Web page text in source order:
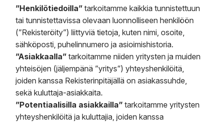
”Henkilötiedoilla” tarkoitamme kaikkia tunnistettuun
tai tunnistettavissa olevaan luonnolliseen henkilöön
(”Rekisteröity”) liittyviä tietoja, kuten nimi, osoite,
sähköposti, puhelinnumero ja asioimishistoria.
”Asiakkaalla” tarkoitamme niiden yritysten ja muiden
yhteisöjen (jäljempänä ”yritys”) yhteyshenkilöitä,
joiden kanssa Rekisterinpitäjällä on asiakassuhde,
sekä kuluttaja-asiakkaita.
”Potentiaalisilla asiakkailla” tarkoitamme yritysten
yhteyshenkilöitä ja kuluttajia, joiden kanssa